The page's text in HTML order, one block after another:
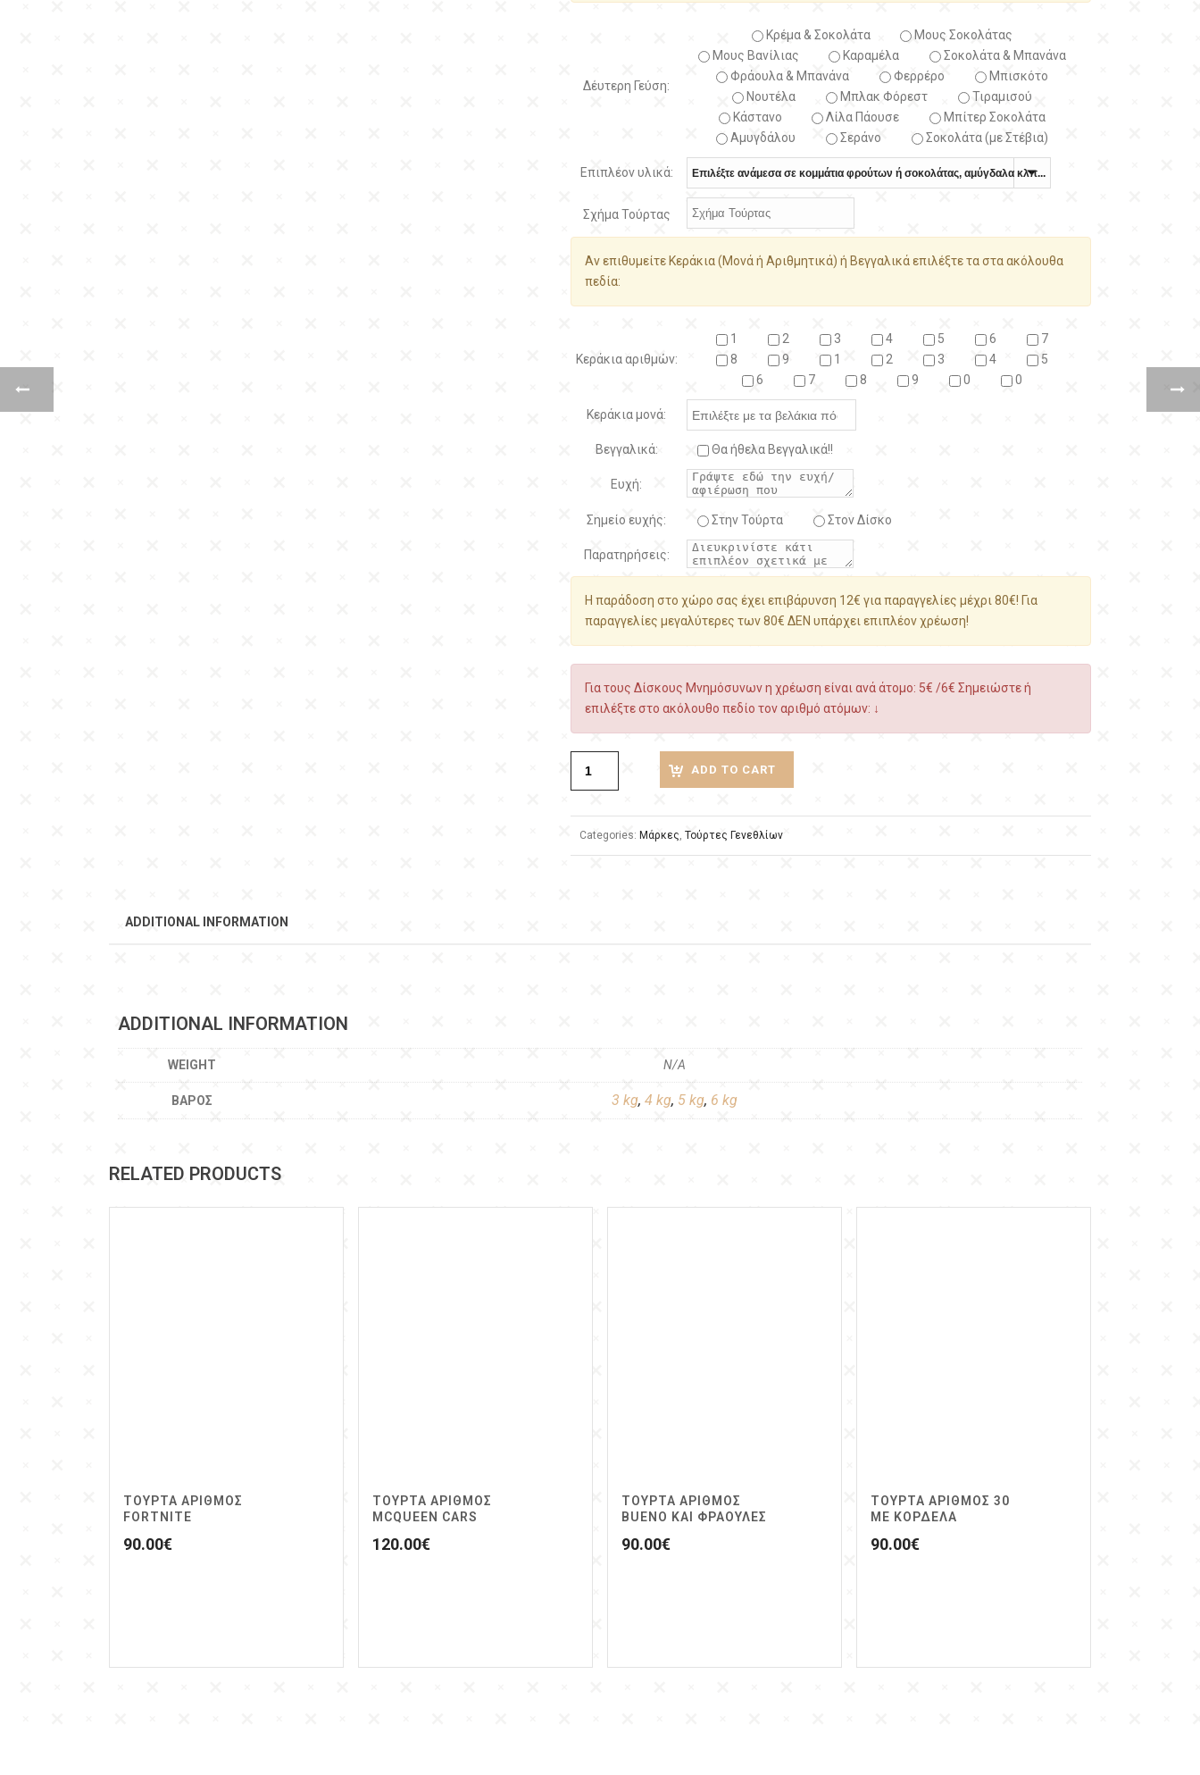
Δέυτερη Γεύση:
Κρέμα & Σοκολάτα
Μους Σοκολάτας
Μους Βανίλιας
Καραμέλα
Σοκολάτα & Μπανάνα
Φράουλα & Μπανάνα
Φερρέρο
Μπισκότο
Νουτέλα
Μπλακ Φόρεστ
Τιραμισού
Κάστανο
Λίλα Πάουσε
Μπίτερ Σοκολάτα
Αμυγδάλου
Σεράνο Σοκολάτα (με Στέβια)
Επιπλέον υλικά:
Σχήμα Τούρτας
Αν επιθυμείτε Κεράκια (Μονά ή Αριθμητικά) ή Βεγγαλικά επιλέξτε τα στα ακόλουθα
πεδία:
Κεράκια αριθμών:
1 2 3 4 5 6
7
8
9 1 2 3 4
5
6
7 8 9 0 0
Κεράκια μονά:
Βεγγαλικά: Θα ήθελα Βεγγαλικά!!
Ευχή:
Σημείο ευχής: Στην Τούρτα Στον Δίσκο
Παρατηρήσεις:
Η παράδοση στο χώρο σας έχει επιβάρυνση 12€ για παραγγελίες μέχρι 80€! Για
παραγγελίες μεγαλύτερες των 80€ ΔΕΝ υπάρχει επιπλέον χρέωση!
Για τους Δίσκους Μνημόσυνων η χρέωση είναι ανά άτομο: 5€ /6€ Σημειώστε ή
επιλέξτε στο ακόλουθο πεδίο τον αριθμό ατόμων: ↓
ADD TO CART
Categories: Μάρκες, Τούρτες Γενεθλίων
ADDITIONAL INFORMATION
ADDITIONAL INFORMATION
WEIGHT N/A
ΒΆΡΟΣ 3 kg, 4 kg, 5 kg, 6 kg
RELATED PRODUCTS
ΤΟΥΡΤΑ ΑΡΙΘΜΟΣ
FORTNITE
90.00€
ΤΟΥΡΤΑ ΑΡΙΘΜΟΣ
MCQUEEN CARS
120.00€
ΤΟΥΡΤΑ ΑΡΙΘΜΟΣ
BUENO ΚΑΙ ΦΡΑΟΥΛΕΣ
90.00€
ΤΟΥΡΤΑ ΑΡΙΘΜΟΣ 30
ΜΕ ΚΟΡΔΕΛΑ
90.00€